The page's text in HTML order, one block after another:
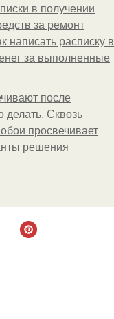
в получении
за ремонт
написать расписку в
за выполненные
после
делать. Сквозь
просвечивает
решения